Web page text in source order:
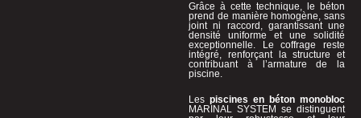
Grâce à cette technique, le béton
prend de manière homogène, sans
joint ni raccord, garantissant une
densité uniforme et une solidité
exceptionnelle. Le coffrage reste
intégré, renforçant la structure et
contribuant à l’armature de la
piscine.
Les piscines en béton monobloc
MARINAL SYSTEM se distinguent